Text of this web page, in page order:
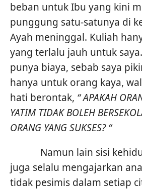
beban untuk Ibu yang kini
punggung satu-satunya di
Ayah meninggal. Kuliah
yang terlalu jauh untuk
punya biaya, sebab saya
hanya untuk orang kaya,
hati berontak, “ APAKAH
YATIM TIDAK BOLEH
ORANG YANG SUKSES? “
Namun lain sisi
juga selalu mengajarkan
tidak pesimis dalam setiap